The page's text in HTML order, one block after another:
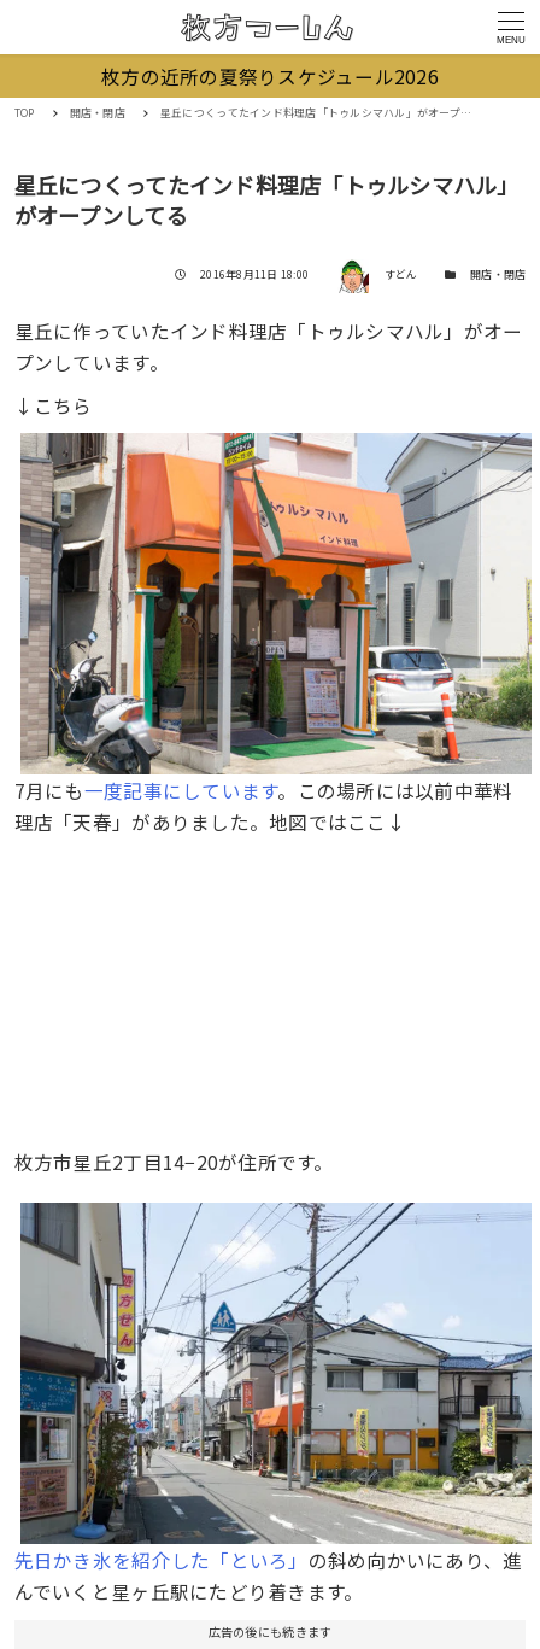
MENU
枚方の近所の夏祭りスケジュール2026
TOP 開店・閉店 星丘につくってたインド料理店「トゥルシマハル」がオープンしてる
星丘につくってたインド料理店「トゥルシマハル」
がオープンしてる
投稿日
2016年8月11日 18:00 著者 すどん カテゴリー開店・閉店
星丘に作っていたインド料理店「トゥルシマハル」がオー
プンしています。
↓こちら
7月にも一度記事にしています。この場所には以前中華料
理店「天春」がありました。地図ではここ↓
枚方市星丘2丁目14−20が住所です。
先日かき氷を紹介した「といろ」 の斜め向かいにあり、進
んでいくと星ヶ丘駅にたどり着きます。
広告の後にも続きます